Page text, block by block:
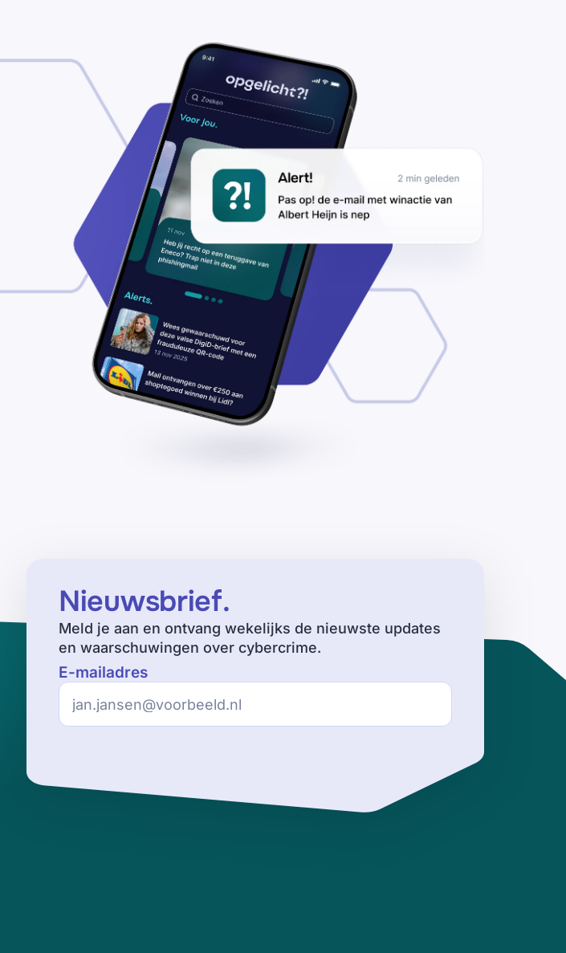
lokken
woningzoekers
nepadvertenties
Nieuwsbrief.
Meld je aan en ontvang wekelijks de nieuwste updates
en waarschuwingen over cybercrime.
E-mailadres